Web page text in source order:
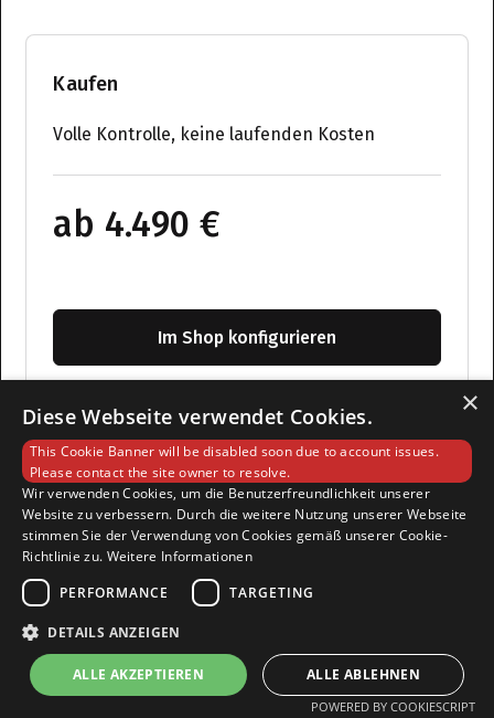
Kaufen
Volle Kontrolle, keine laufenden Kosten
ab 4.490 €
Im Shop konfigurieren
System gehört dir sofort
Software-Ökosystem 12 Monate inklusive
KI-Module credit-basiert
Leasen
×
Diese Webseite verwendet Cookies.
This Cookie Banner will be disabled soon due to account issues.
Please contact the site owner to resolve.
Wir verwenden Cookies, um die Benutzerfreundlichkeit unserer
Website zu verbessern. Durch die weitere Nutzung unserer Webseite
stimmen Sie der Verwendung von Cookies gemäß unserer Cookie-
Richtlinie zu. Weitere Informationen
PERFORMANCE
TARGETING
DETAILS ANZEIGEN
ALLE AKZEPTIEREN ALLE ABLEHNEN
POWERED BY COOKIESCRIPT